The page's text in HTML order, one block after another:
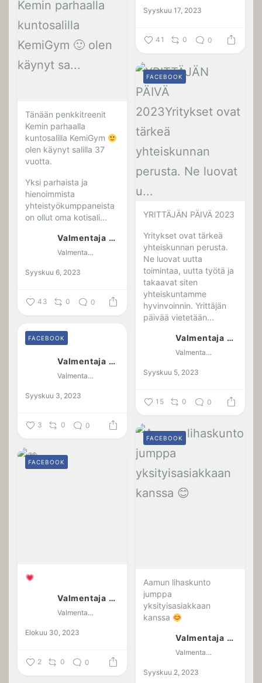
Syyskuu 17, 2023
41 0 0
Tänään penkkitreenit
Kemin parhaalla
kuntosalilla KemiGym
olen käynyt salilla 37
vuotta.
Yksi parhaista ja
hienoimmista
yhteistyökumppaneista
on ollut oma kotisali...
Valmentaja Jaana Kotkansalo
Valmentaja Jaana Kotkansalo
Syyskuu 6, 2023
43 0 0
YRITTÄJÄN PÄIVÄ 2023
Yritykset ovat tärkeä
yhteiskunnan perusta.
Ne luovat uutta
toimintaa, uutta työtä ja
takaavat siten
yhteiskuntamme
hyvinvoinnin. Yrittäjän
päivää vietetään...
Valmentaja Jaana Kotkansalo
Valmentaja Jaana Kotkansalo
Syyskuu 5, 2023
FACEBOOK
15 0 0
Valmentaja Jaana Kotkansalo
Valmentaja Jaana Kotkansalo
Syyskuu 3, 2023
FACEBOOK
3 0 0
Aamun lihaskunto
jumppa
yksityisasiakkaan
kanssa
Valmentaja Jaana Kotkansalo
Valmentaja Jaana Kotkansalo
Syyskuu 2, 2023
FACEBOOK
Valmentaja Jaana Kotkansalo
Valmentaja Jaana Kotkansalo
Elokuu 30, 2023
FACEBOOK
2 0 0